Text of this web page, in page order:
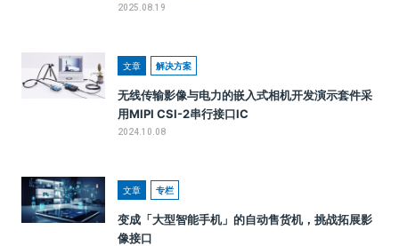
2025.08.19
文章 解决方案
无线传输影像与电力的嵌入式相机开发演示套件采
用MIPI CSI-2串行接口IC
2024.10.08
文章 专栏
变成「大型智能手机」的自动售货机，挑战拓展影
像接口